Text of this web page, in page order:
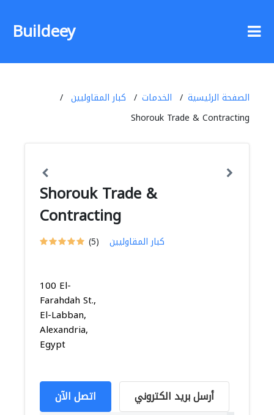
Buildeey
الصفحة الرئيسية الخدمات
كبار المقاوليين
Shorouk Trade & Contracting
Shorouk Trade &
Contracting
(5) كبار المقاوليين
100 El-
Farahdah St.,
El-Labban,
Alexandria,
Egypt
اتصل الآن أرسل بريد الكتروني